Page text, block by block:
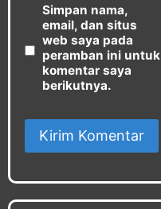
Simpan nama,
email, dan situs
web saya pada
peramban ini untuk
komentar saya
berikutnya.